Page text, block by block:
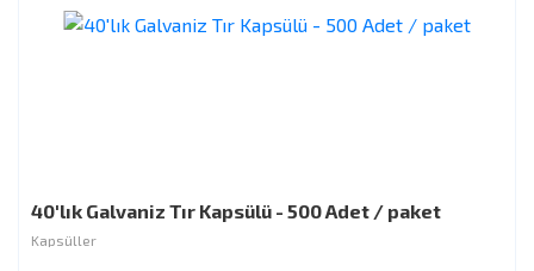
40'lık Galvaniz Tır Kapsülü - 500 Adet / paket
Kapsüller